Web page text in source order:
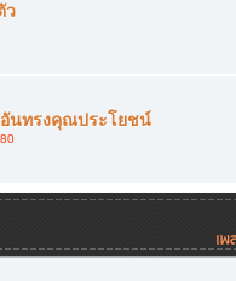
ว
นทรงคุณประโยชน์